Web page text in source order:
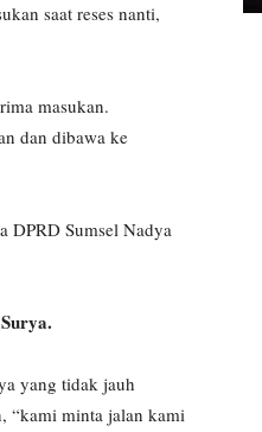
saat reses nanti,
masukan.
dan dibawa ke
DPRD Sumsel Nadya
yang tidak jauh
“kami minta jalan kami